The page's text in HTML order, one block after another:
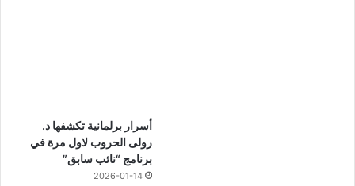
أسرار برلمانية تكشفها د.
رولى الحروب لاول مرة في
برنامج “نائب سابق”
2026-01-14